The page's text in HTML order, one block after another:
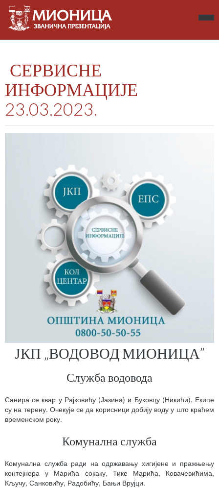
СЕРВИСНЕ
ИНФОРМАЦИЈЕ
23.03.2023.
ЈКП „ВОДОВОД МИОНИЦА”
Служба водовода
Санира се квар у Рајковићу (Јазина) и Буковцу (Никићи). Екипе
су на терену. Очекује се да корисници добију воду у што краћем
временском року.
Комунална служба
Комунална служба ради на одржавању хигијене и пражњењу
контејнера у Марића сокаку, Тике Марића, Ковачевићима,
Кључу, Санковићу, Радобићу, Бањи Врујци.